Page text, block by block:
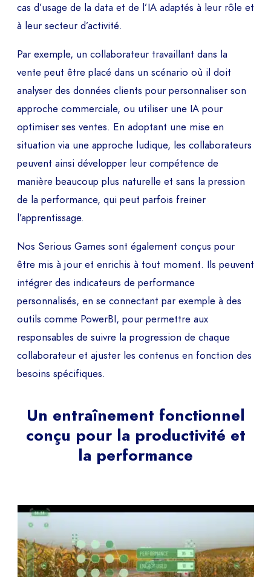
cas d’usage de la data et de l’IA adaptés à leur rôle et
à leur secteur d’activité.
Par exemple, un collaborateur travaillant dans la
vente peut être placé dans un scénario où il doit
analyser des données clients pour personnaliser son
approche commerciale, ou utiliser une IA pour
optimiser ses ventes. En adoptant une mise en
situation via une approche ludique, les collaborateurs
peuvent ainsi développer leur compétence de
manière beaucoup plus naturelle et sans la pression
de la performance, qui peut parfois freiner
l’apprentissage.
Nos Serious Games sont également conçus pour
être mis à jour et enrichis à tout moment. Ils peuvent
intégrer des indicateurs de performance
personnalisés, en se connectant par exemple à des
outils comme PowerBI, pour permettre aux
responsables de suivre la progression de chaque
collaborateur et ajuster les contenus en fonction des
besoins spécifiques.
Un entraînement fonctionnel
conçu pour la productivité et
la performance